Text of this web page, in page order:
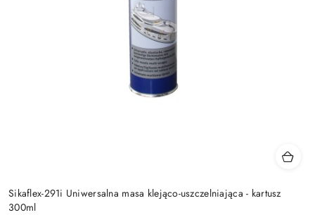
Sikaflex-291i Uniwersalna masa klejąco-uszczelniająca - kartusz
300ml